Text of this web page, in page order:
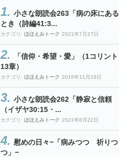
小さな朗読会263「病の床にある
とき（詩編41:3...
カテゴリ: ほほえみトーク 2021年7月27日
「信仰・希望・愛」（1コリント
13章）
カテゴリ: ほほえみトーク 2016年11月29日
小さな朗読会262「静寂と信頼
（イザヤ30:15・...
カテゴリ: ほほえみトーク 2021年6月22日
慰めの日々−「病みつつ 祈りつ
つ」−